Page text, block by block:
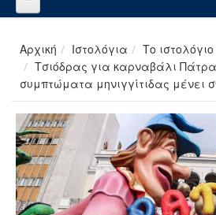
Αρχική Ιστολόγια
Το
Τσιόδρας για καρναβάλι
συμπτώματα μηνιγγίτιδας μένει